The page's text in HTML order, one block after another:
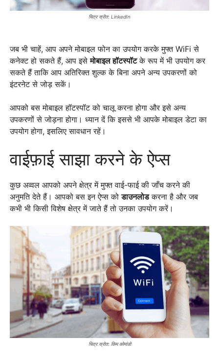
चित्र स्रोत: LinkedIn
जब भी चाहें, आप अपने मोबाइल फोन का उपयोग करके मुफ्त WiFi से
कनेक्ट हो सकते हैं, आप इसेमोबाइल हॉटस्पॉटके रूप में भी उपयोग कर
सकते हैं ताकि आप अतिरिक्त शुल्क के बिना अपने अन्य उपकरणों को
इंटरनेट से जोड़ सकें।
आपको बस मोबाइल हॉटस्पॉट को चालू करना होगा और इसे अन्य
उपकरणों से जोड़ना होगा। ध्यान दें कि इससे भी आपके मोबाइल डेटा का
उपयोग होगा, इसलिए सावधान रहें।
वाईफ़ाई साझा करने के ऐप्स
कुछ अव्वल आपको अपने क्षेत्र में मुफ्त वाई-फाई की जाँच करने की
अनुमति देते हैं। आपको बस इन ऐप्स कोडाउनलोडकरना है और जब
कभी भी किसी विशेष क्षेत्र में जाते हैं तो उनका उपयोग करें।
चित्र स्रोत: किम कोमांडो